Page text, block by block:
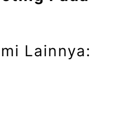
Lainnya: